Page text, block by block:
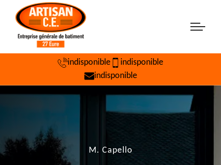
indisponible
indisponible
indisponible
M. Capello